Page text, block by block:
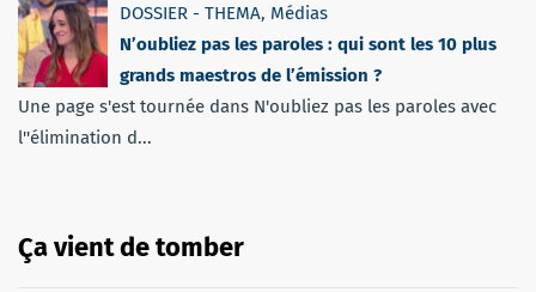
DOSSIER - THEMA, Médias
N’oubliez pas les paroles : qui sont les 10 plus
grands maestros de l’émission ?
Une page s'est tournée dans N'oubliez pas les paroles avec
l''élimination d...
Ça vient de tomber